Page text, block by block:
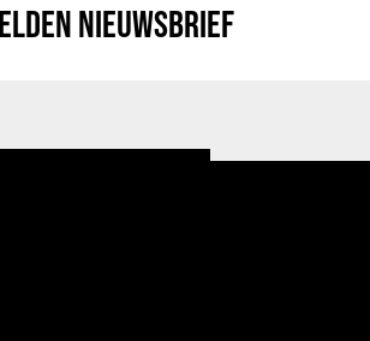
NIEUWSBRIEF